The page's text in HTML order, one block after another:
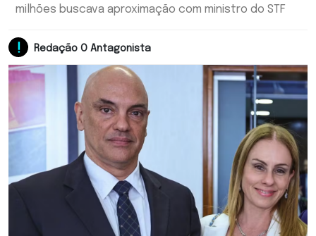
milhões buscava aproximação com ministro do STF
Redação O Antagonista